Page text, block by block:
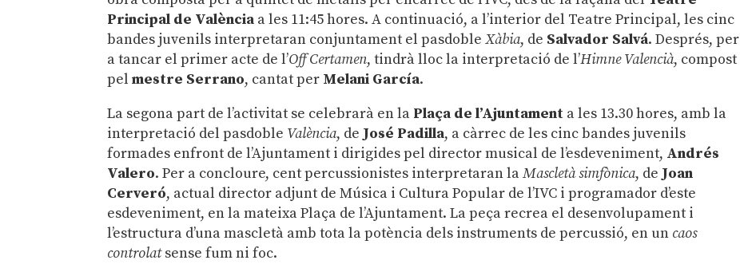
Principal de València a les 11:45 hores. A continuació, a l’interior del Teatre Principal, les cinc
bandes juvenils interpretaran conjuntament el pasdobleXàbia, de Salvador Salvá. Després, per
a tancar el primer acte de l’Off Certamen, tindrà lloc la interpretació de l’Himne Valencià, compost
pelmestre Serrano, cantat per Melani García.
La segona part de l’activitat se celebrarà en la Plaça de l’Ajuntament a les 13.30 hores, amb la
interpretació del pasdoble València, de José Padilla, a càrrec de les cinc bandes juvenils
formades enfront de l’Ajuntament i dirigides pel director musical de l’esdeveniment, Andrés
Valero. Per a concloure, cent percussionistes interpretaran laMascletà simfònica, de Joan
Cerveró, actual director adjunt de Música i Cultura Popular de l’IVC i programador d’este
esdeveniment, en la mateixa Plaça de l’Ajuntament. La peça recrea el desenvolupament i
l’estructura d’una mascletà amb tota la potència dels instruments de percussió, en un caos
controlatsense fum ni foc.